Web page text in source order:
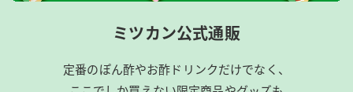
ミツカン公式通販
定番のぽん酢やお酢ドリンクだけでなく、